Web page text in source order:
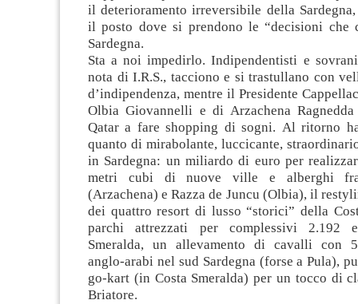
il deterioramento irreversibile della Sardegna,
il posto dove si prendono le “decisioni che
Sardegna.
Sta a noi impedirlo. Indipendentisti e
nota di I.R.S., tacciono e si trastullano con
d’indipendenza, mentre il Presidente
Olbia Giovannelli e di Arzachena
Qatar a fare shopping di sogni. Al ritorno
quanto di mirabolante, luccicante,
in Sardegna: un miliardo di euro per
metri cubi di nuove ville e alberghi
(Arzachena) e Razza de Juncu (Olbia), il
dei quattro resort di lusso “storici” della
parchi attrezzati per complessivi 2.192
Smeralda, un allevamento di cavalli con
anglo-arabi nel sud Sardegna (forse a Pula),
go-kart (in Costa Smeralda) per un tocco di
Briatore.